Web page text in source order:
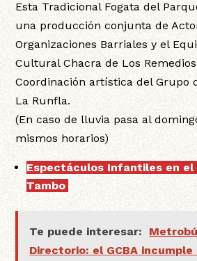
Esta Tradicional Fogata del
una producción conjunta de
Organizaciones Barriales y el
Cultural Chacra de Los
Coordinación artística del Grupo
La Runfla.
(En caso de lluvia pasa al
mismos horarios)
Espectáculos Infantiles en el
Tambo
Te puede interesar:
Directorio: el GCBA